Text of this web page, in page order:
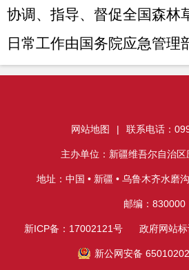
协调、指导、督促全国森林
日常工作由国务院应急管理
县级以上地方人民政府根据
协调、指导、督促本行政区
火工作，日常工作由本级人
门承担。
林业草原、公安、消防救援
网站地图 | 联系电话：
主办单位：新疆维吾尔自治
地址：中国 • 新疆 • 乌鲁木齐水磨
邮编：830000
新ICP备：17002121号 政府网站
新公网安备